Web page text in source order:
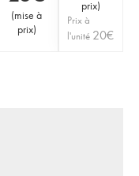
(mise à
prix)
prix)
Prix à
l'unité 20€